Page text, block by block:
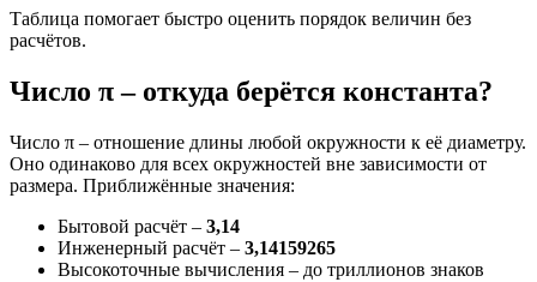
Таблица помогает быстро оценить порядок величин без
расчётов.
Число π – откуда берётся константа?
Число π – отношение длины любой окружности к её диаметру.
Оно одинаково для всех окружностей вне зависимости от
размера. Приближённые значения:
Бытовой расчёт – 3,14
Инженерный расчёт – 3,14159265
Высокоточные вычисления – до триллионов знаков